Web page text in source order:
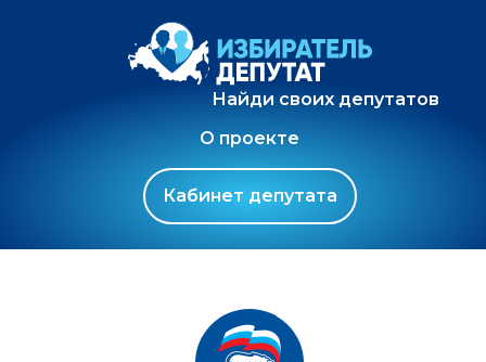
Найди своих депутатов
О проекте
Кабинет депутата